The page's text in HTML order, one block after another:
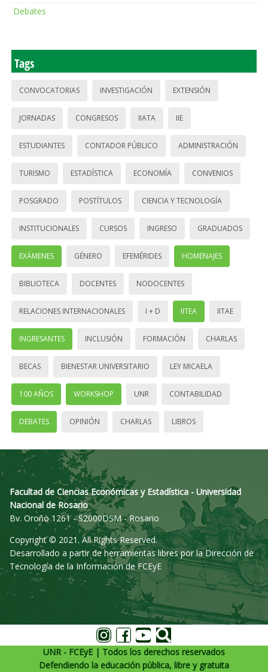
Debates
Tags
CONVOCATORIAS INVESTIGACIÓN EXTENSIÓN
JORNADAS CONGRESOS IIATA IIE
ESTUDIANTES CONTADOR PÚBLICO ADMINISTRACIÓN
TURISMO ESTADÍSTICA ECONOMÍA CONVENIOS
POSGRADO POSTÍTULOS CIENCIA Y TECNOLOGÍA
INSTITUCIONALES CURSOS INGRESO GRADUADOS
EXÁMENES GÉNERO EFEMÉRIDES HOMENAJES
BIBLIOTECA DOCENTES NODOCENTES
RELACIONES INTERNACIONALES I + D IITEA IITAE
INGRESANTES INCLUSIÓN FORMACIÓN CHARLAS
BECAS BIENESTAR UNIVERSITARIO LEY MICAELA
100 AÑOS WORKSHOP UNR CONTABILIDAD
DEBATES OPINIÓN CHARLAS LIBROS
Facultad de Ciencias Económicas y Estadística - Universidad
Nacional de Rosario
Bv. Oroño 1261 - S2000DSM - Rosario
Copyright © 2021. All Rights Reserved.
Desarrollado a partir de herramientas libres por la Dirección de
Tecnología de la Información de FCEyE
UNR - FCEyE | Todos los derechos reservados
Defendiendo la educación pública, libre y gratuita